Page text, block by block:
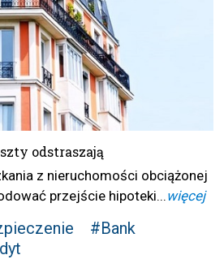
odstraszają
z nieruchomości obciążonej
przejście hipoteki...więcej
#Bank